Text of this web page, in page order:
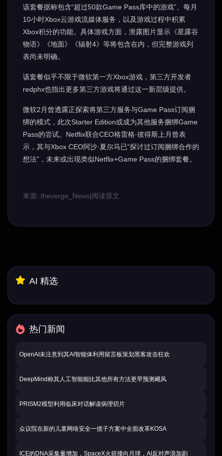
该套餐据称包含“超过50款Game Pass库中的游戏”、每月
10小时Xbox云游戏流媒体服务，以及游戏过程中积累
Xbox积分的功能。具体游戏方面，泄露图片显示《星露谷
物语》《地面》《辐射4》等将包含在内，但完整游戏列
表尚未明确。
该套餐似乎不限于微软第一方Xbox游戏，第三方开发者
redphx也指出更多第三方游戏将通过这一新层级提供。
微软2月曾透露正探索将第三方服务与Game Pass订阅捆
绑的模式，此次Starter Edition或成为其他服务捆绑Game
Pass的尝试。Netflix联合CEO格雷格·彼得斯上月曾表
示，其与Xbox CEO阿沙·夏尔马已“探讨过订阅捆绑合作的
想法”，未来或出现类似Netflix+Game Pass的捆绑套餐。
来源: theverge_News|阅读原文
AI 精选
热门新闻
OpenAI未注意到其AI智能体利用留言板策划黑客攻击狂欢
DeepMind称其人工智能能比其他所有方法更早预测飓风
PRISM2模型利用临床对话解读病理切片
众议院在新的儿童网络安全一揽子方案中全面改革KOSA
ICE的DNA采集量增加，SpaceX火箭撞向月球，AI反对声浪加剧